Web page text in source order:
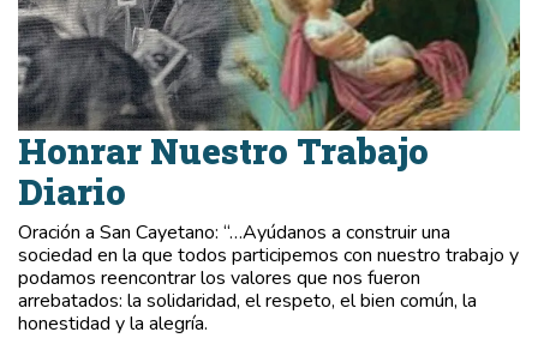
Honrar Nuestro Trabajo
Diario
Oración a San Cayetano: “…Ayúdanos a construir una
sociedad en la que todos participemos con nuestro trabajo y
podamos reencontrar los valores que nos fueron
arrebatados: la solidaridad, el respeto, el bien común, la
honestidad y la alegría.